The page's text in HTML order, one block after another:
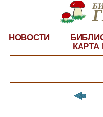
НОВОСТИ
КАРТА